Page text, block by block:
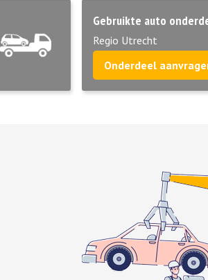
Gebruikte auto
Regio Utrecht
Onderdeel